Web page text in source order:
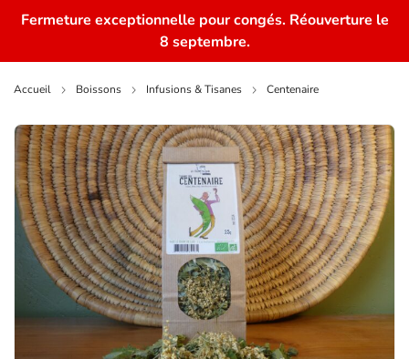
Fermeture exceptionnelle pour congés. Réouverture le
8 septembre.
Accueil Boissons Infusions & Tisanes Centenaire